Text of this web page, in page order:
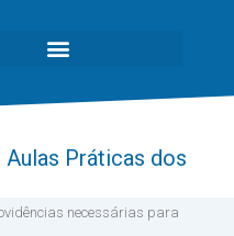
Práticas dos
necessárias para